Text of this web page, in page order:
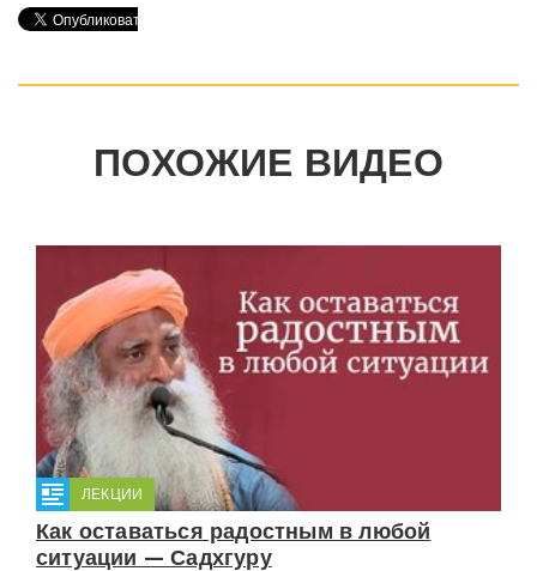
ПОХОЖИЕ ВИДЕО
ЛЕКЦИИ
Как оставаться радостным в любой
ситуации — Садхгуру